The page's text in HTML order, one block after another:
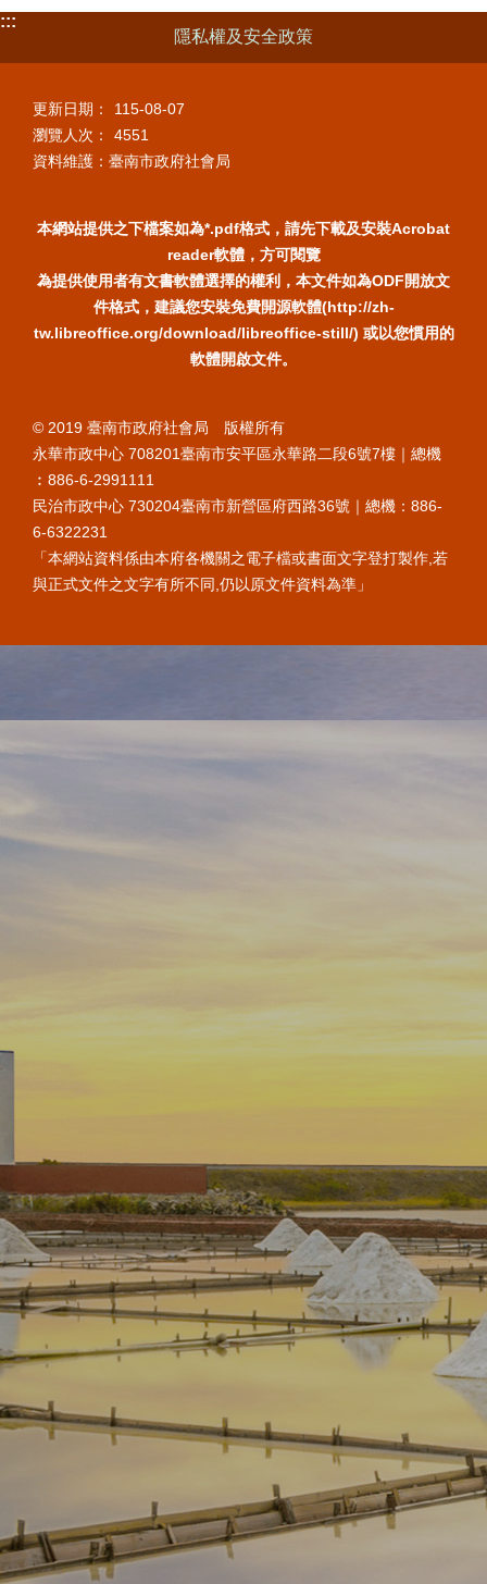
:::
隱私權及安全政策
更新日期：
115-08-07
瀏覽人次：
4551
資料維護：臺南市政府社會局
本網站提供之下檔案如為*.pdf格式，請先下載及安裝Acrobat
reader軟體，方可閱覽
為提供使用者有文書軟體選擇的權利，本文件如為ODF開放文
件格式，建議您安裝免費開源軟體(http://zh-
tw.libreoffice.org/download/libreoffice-still/) 或以您慣用的
軟體開啟文件。
© 2019 臺南市政府社會局 版權所有
永華市政中心 708201臺南市安平區永華路二段6號7樓｜總機
︰886-6-2991111
民治市政中心 730204臺南市新營區府西路36號｜總機：886-
6-6322231
「本網站資料係由本府各機關之電子檔或書面文字登打製作,若
與正式文件之文字有所不同,仍以原文件資料為準」